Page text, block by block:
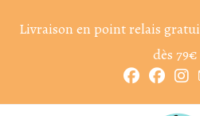
Livraison en point relais
dès